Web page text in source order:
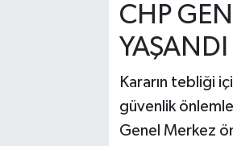
CHP
YAŞANDI
Kararın tebliği
güvenlik
Genel Merkez